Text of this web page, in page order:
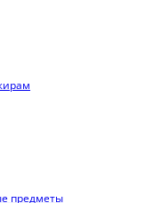
предметы